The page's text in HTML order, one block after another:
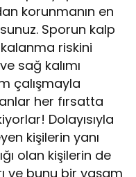
korunmanın en
Sporun kalp
riskini
sağ kalımı
çalışmayla
her fırsatta
Dolayısıyla
kişilerin yanı
olan kişilerin de
ve bunu bir yaşam